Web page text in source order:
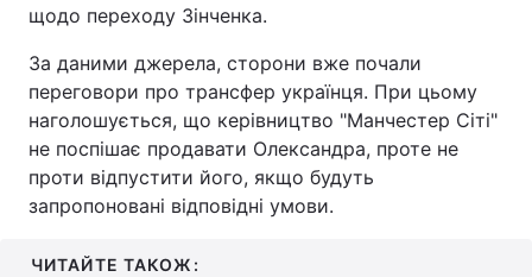
щодо переходу Зінченка.
За даними джерела, сторони вже почали
переговори про трансфер українця. При цьому
наголошується, що керівництво "Манчестер Сіті"
не поспішає продавати Олександра, проте не
проти відпустити його, якщо будуть
запропоновані відповідні умови.
ЧИТАЙТЕ ТАКОЖ: